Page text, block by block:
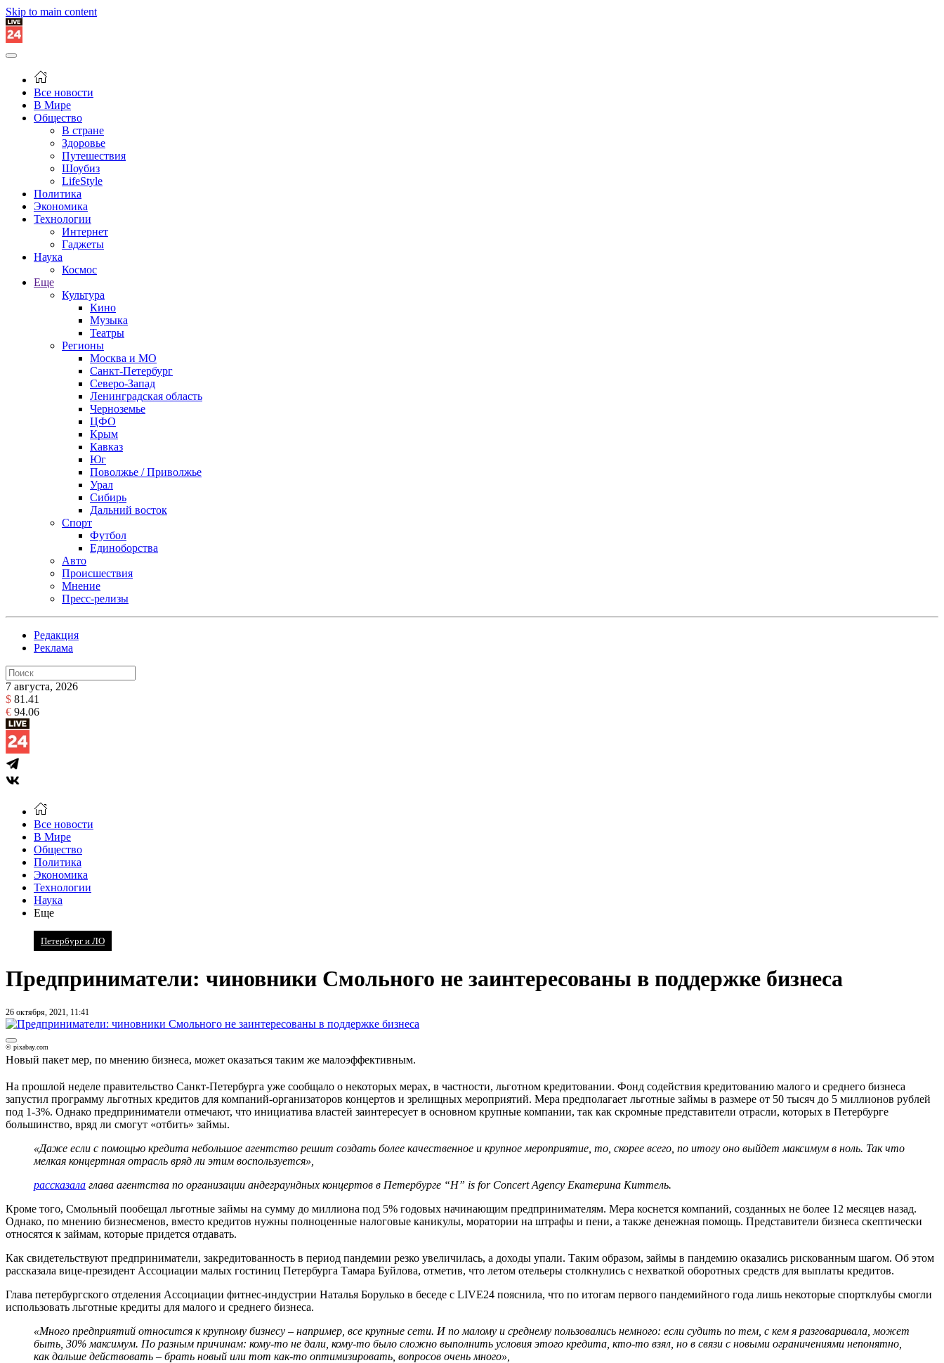
Skip to main content
Все новости
В Мире
Общество
В стране
Здоровье
Путешествия
Шоубиз
LifeStyle
Политика
Экономика
Технологии
Интернет
Гаджеты
Наука
Космос
Еще
Культура
Кино
Музыка
Театры
Регионы
Москва и МО
Санкт-Петербург
Северо-Запад
Ленинградская область
Черноземье
ЦФО
Крым
Кавказ
Юг
Поволжье / Приволжье
Урал
Сибирь
Дальний восток
Спорт
Футбол
Единоборства
Авто
Происшествия
Мнение
Пресс-релизы
Редакция
Реклама
7 августа, 2026
$ 81.41
€ 94.06
Все новости
В Мире
Общество
Политика
Экономика
Технологии
Наука
Еще
Петербург и ЛО
Предприниматели: чиновники Смольного не заинтересованы в поддержке бизнеса
26 октября, 2021, 11:41
© pixabay.com
Новый пакет мер, по мнению бизнеса, может оказаться таким же малоэффективным.
На прошлой неделе правительство Санкт-Петербурга уже сообщало о некоторых мерах, в частности, льготном кредитовании. Фонд содействия кредитованию малого и среднего бизнеса
запустил программу льготных кредитов для компаний-организаторов концертов и зрелищных мероприятий. Мера предполагает льготные займы в размере от 50 тысяч до 5 миллионов рублей
под 1-3%. Однако предприниматели отмечают, что инициатива властей заинтересует в основном крупные компании, так как скромные представители отрасли, которых в Петербурге
большинство, вряд ли смогут «отбить» займы.
«Даже если с помощью кредита небольшое агентство решит создать более качественное и крупное мероприятие, то, скорее всего, по итогу оно выйдет максимум в ноль. Так что
мелкая концертная отрасль вряд ли этим воспользуется»,
рассказала глава агентства по организации андеграундных концертов в Петербурге “H” is for Concert Agency Екатерина Киттель.
Кроме того, Смольный пообещал льготные займы на сумму до миллиона под 5% годовых начинающим предпринимателям. Мера коснется компаний, созданных не более 12 месяцев назад.
Однако, по мнению бизнесменов, вместо кредитов нужны полноценные налоговые каникулы, моратории на штрафы и пени, а также денежная помощь. Представители бизнеса скептически
относятся к займам, которые придется отдавать.
Как свидетельствуют предприниматели, закредитованность в период пандемии резко увеличилась, а доходы упали. Таким образом, займы в пандемию оказались рискованным шагом. Об этом
рассказала вице-президент Ассоциации малых гостиниц Петербурга Тамара Буйлова, отметив, что летом отельеры столкнулись с нехваткой оборотных средств для выплаты кредитов.
Глава петербургского отделения Ассоциации фитнес-индустрии Наталья Борулько в беседе с LIVE24 пояснила, что по итогам первого пандемийного года лишь некоторые спортклубы смогли
использовать льготные кредиты для малого и среднего бизнеса.
«Много предприятий относится к крупному бизнесу – например, все крупные сети. И по малому и среднему пользовались немного: если судить по тем, с кем я разговаривала, может
быть, 30% максимум. По разным причинам: кому-то не дали, кому-то было сложно выполнить условия этого кредита, кто-то взял, но в связи с новыми ограничениями непонятно,
как дальше действовать – брать новый или тот как-то оптимизировать, вопросов очень много»,